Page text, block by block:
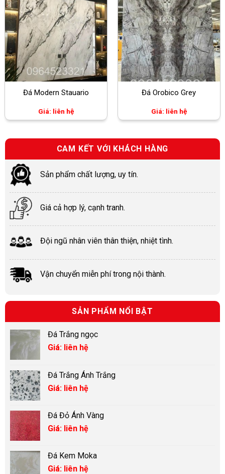
Đá Modern Stauario
Giá: liên hệ
Đá Orobico Grey
Giá: liên hệ
CAM KẾT VỚI KHÁCH HÀNG
Sản phẩm chất lượng, uy tín.
Giá cả hợp lý, cạnh tranh.
Đội ngũ nhân viên thân thiện, nhiệt tình.
Vận chuyển miễn phí trong nội thành.
SẢN PHẨM NỔI BẬT
Đá Trắng ngọc
Giá: liên hệ
Đá Trắng Ánh Trắng
Giá: liên hệ
Đá Đỏ Ánh Vàng
Giá: liên hệ
Đá Kem Moka
Giá: liên hệ